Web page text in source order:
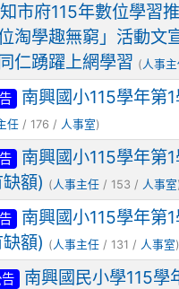
市府115年數位學習
淘學趣無窮」活動文
仁踴躍上網學習 (人事
南興國小115學年第
任 / 176 / 人事室)
南興國小115學年第
額) (人事主任 / 153 / 人事室
南興國小115學年第
額) (人事主任 / 131 / 人事室)
南興國民小學115學